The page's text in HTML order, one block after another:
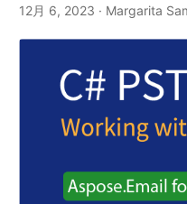
12月 6, 2023 · Margarita